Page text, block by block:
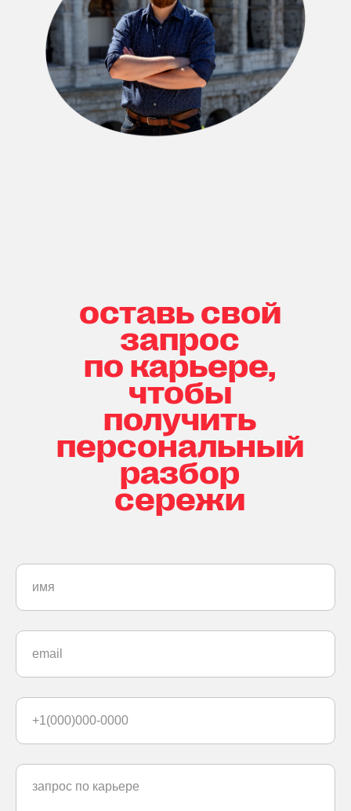
оставь свой
запрос
по карьере,
чтобы
получить
персональный
разбор
сережи